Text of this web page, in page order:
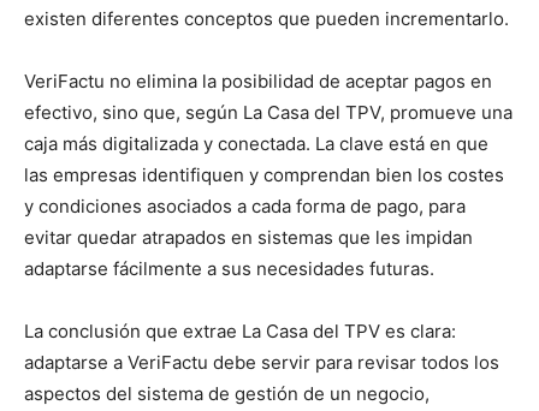
existen diferentes conceptos que pueden incrementarlo.
VeriFactu no elimina la posibilidad de aceptar pagos en
efectivo, sino que, según La Casa del TPV, promueve una
caja más digitalizada y conectada. La clave está en que
las empresas identifiquen y comprendan bien los costes
y condiciones asociados a cada forma de pago, para
evitar quedar atrapados en sistemas que les impidan
adaptarse fácilmente a sus necesidades futuras.
La conclusión que extrae La Casa del TPV es clara:
adaptarse a VeriFactu debe servir para revisar todos los
aspectos del sistema de gestión de un negocio,